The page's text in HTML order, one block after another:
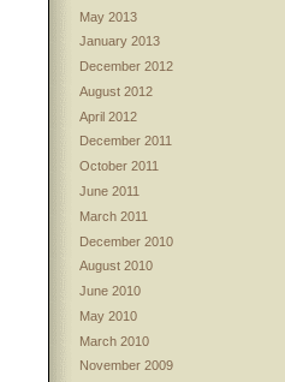
May 2013
January 2013
December 2012
August 2012
April 2012
December 2011
October 2011
June 2011
March 2011
December 2010
August 2010
June 2010
May 2010
March 2010
November 2009